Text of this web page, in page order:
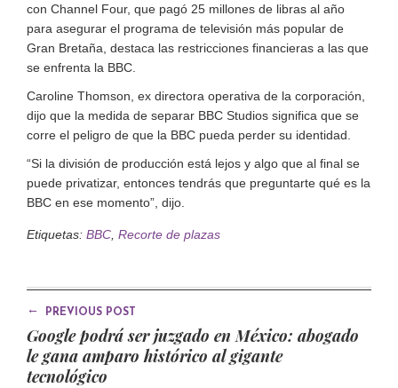
con Channel Four, que pagó 25 millones de libras al año
para asegurar el programa de televisión más popular de
Gran Bretaña, destaca las restricciones financieras a las que
se enfrenta la BBC.
Caroline Thomson, ex directora operativa de la corporación,
dijo que la medida de separar BBC Studios significa que se
corre el peligro de que la BBC pueda perder su identidad.
“Si la división de producción está lejos y algo que al final se
puede privatizar, entonces tendrás que preguntarte qué es la
BBC en ese momento”, dijo.
Etiquetas: BBC Recorte de plazas
← PREVIOUS POST
Google podrá ser juzgado en México: abogado
le gana amparo histórico al gigante
tecnológico